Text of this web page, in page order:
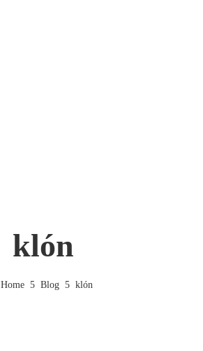
klón
Home Blog klón